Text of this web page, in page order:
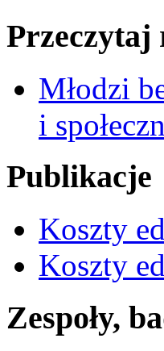
Młodzi
i
Publikacje
Koszty
Koszty
Zespoły,